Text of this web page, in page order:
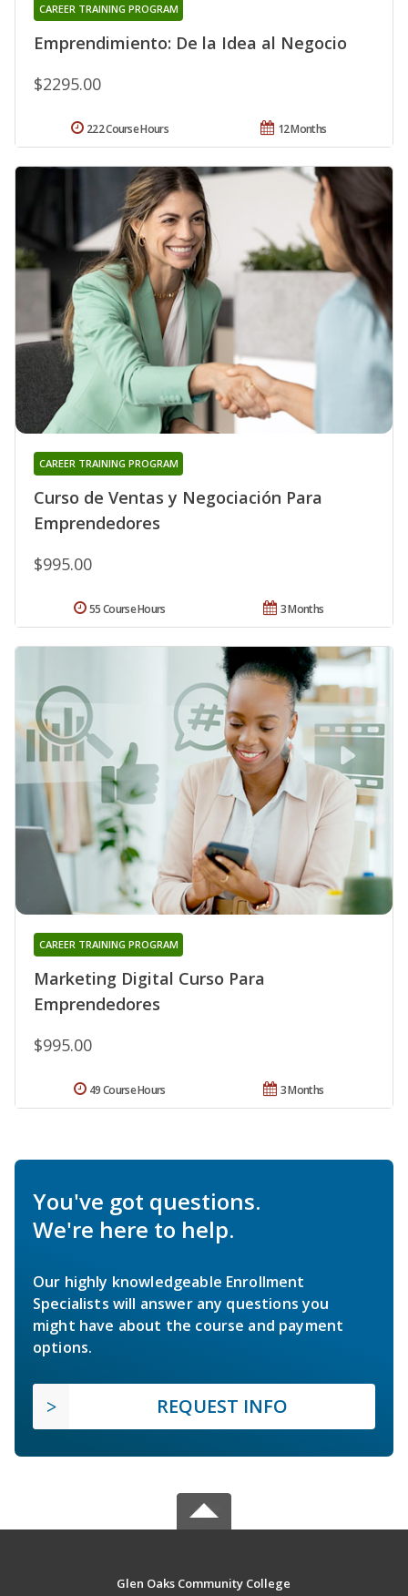
Emprendimiento: De la Idea al Negocio
CAREER TRAINING PROGRAM
$2295.00
12 Months
222 Course Hours
Curso de Ventas y Negociación Para
Emprendedores
CAREER TRAINING PROGRAM
$995.00
3 Months
55 Course Hours
Marketing Digital Curso Para
Emprendedores
CAREER TRAINING PROGRAM
$995.00
3 Months
49 Course Hours
You've got questions.
We're here to help.
Our highly knowledgeable Enrollment
Specialists will answer any questions you
might have about the course and payment
options.
REQUEST INFO
Glen Oaks Community College